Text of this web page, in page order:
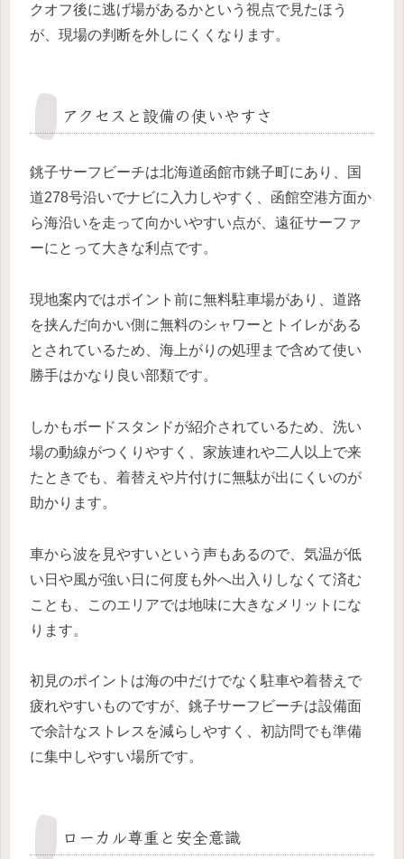
クオフ後に逃げ場があるかという視点で見たほう
が、現場の判断を外しにくくなります。
アクセスと設備の使いやすさ
銚子サーフビーチは北海道函館市銚子町にあり、国
道278号沿いでナビに入力しやすく、函館空港方面か
ら海沿いを走って向かいやすい点が、遠征サーファ
ーにとって大きな利点です。
現地案内ではポイント前に無料駐車場があり、道路
を挟んだ向かい側に無料のシャワーとトイレがある
とされているため、海上がりの処理まで含めて使い
勝手はかなり良い部類です。
しかもボードスタンドが紹介されているため、洗い
場の動線がつくりやすく、家族連れや二人以上で来
たときでも、着替えや片付けに無駄が出にくいのが
助かります。
車から波を見やすいという声もあるので、気温が低
い日や風が強い日に何度も外へ出入りしなくて済む
ことも、このエリアでは地味に大きなメリットにな
ります。
初見のポイントは海の中だけでなく駐車や着替えで
疲れやすいものですが、銚子サーフビーチは設備面
で余計なストレスを減らしやすく、初訪問でも準備
に集中しやすい場所です。
ローカル尊重と安全意識